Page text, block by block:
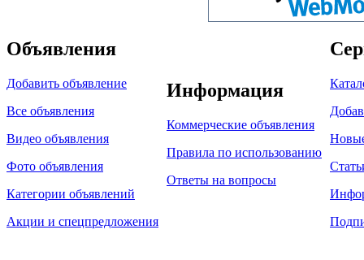
Объявления
Добавить объявление
Все объявления
Видео объявления
Фото объявления
Категории объявлений
Акции и спецпредложения
Информация
Коммерческие объявления
Правила по использованию
Ответы на вопросы